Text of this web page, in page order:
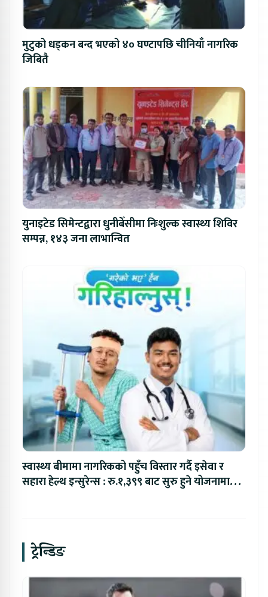
मुटुको धड्कन बन्द भएको ४० घण्टापछि चीनियाँ नागरिक
जिबितै
युनाइटेड सिमेन्टद्वारा धुनीबेँसीमा निःशुल्क स्वास्थ्य शिविर
सम्पन्न, १४३ जना लाभान्वित
स्वास्थ्य बीमामा नागरिकको पहुँच विस्तार गर्दै इसेवा र
सहारा हेल्थ इन्सुरेन्स : रु.१,३९९ बाट सुरु हुने योजनामा
ट्रेन्डिङ